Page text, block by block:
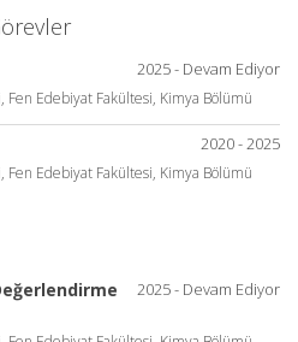
2025 - Devam Ediyor
Edebiyat Fakültesi, Kimya Bölümü
2020 - 2025
Edebiyat Fakültesi, Kimya Bölümü
2025 - Devam Ediyor